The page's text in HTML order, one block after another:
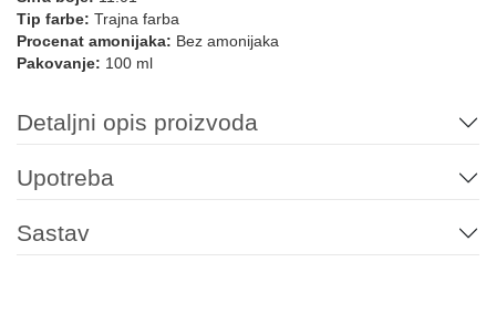
Tip farbe: Trajna farba
Procenat amonijaka: Bez amonijaka
Pakovanje: 100 ml
Detaljni opis proizvoda
Upotreba
Sastav